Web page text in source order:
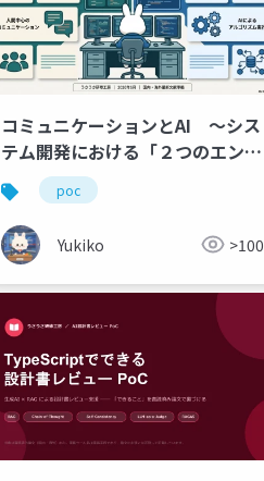
コミュニケーションとAI ～シス
テム開発における「２つのエンジ
ン」を統括する
poc
Yukiko >100